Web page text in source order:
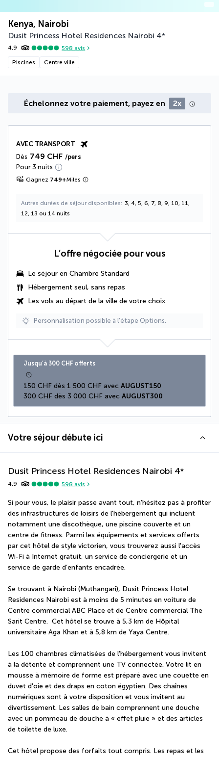
Kenya, Nairobi
Dusit Princess Hotel Residences Nairobi 4*
4,9 598 avis
Piscines Centre ville
Échelonnez votre paiement, payez en 2x
AVEC TRANSPORT
Dès 749 CHF /pers
Pour 3 nuits
Gagnez 749+Miles
Autres durées de séjour disponibles
3, 4, 5, 6, 7, 8, 9, 10, 11,
12, 13 ou 14 nuits
L’offre négociée pour vous
Le séjour en Chambre Standard
Hébergement seul, sans repas
Les vols au départ de la ville de votre choix
Personnalisation possible à l’étape Options.
Jusqu’à 300 CHF offerts
150 CHF dès 1 500 CHF avec AUGUST150
300 CHF dès 3 000 CHF avec AUGUST300
Votre séjour débute ici
Dusit Princess Hotel Residences Nairobi 4*
4,9 598 avis
Si pour vous, le plaisir passe avant tout, n'hésitez pas à profiter
des infrastructures de loisirs de l'hébergement qui incluent
notamment une discothèque, une piscine couverte et un
centre de fitness. Parmi les équipements et services offerts
par cet hôtel de style victorien, vous trouverez aussi l'accès
Wi-Fi à Internet gratuit, un service de conciergerie et un
service de garde d’enfants encadrée.
Se trouvant à Nairobi (Muthangari), Dusit Princess Hotel
Residences Nairobi est à moins de 5 minutes en voiture de
Centre commercial ABC Place et de Centre commercial The
Sarit Centre.  Cet hôtel se trouve à 5,3 km de Hôpital
universitaire Aga Khan et à 5,8 km de Yaya Centre.
Les 100 chambres climatisées de l'hébergement vous invitent
à la détente et comprennent une TV connectée. Votre lit en
mousse à mémoire de forme est préparé avec une couette en
duvet d'oie et des draps en coton égyptien. Des chaînes
numériques sont à votre disposition et vous invitent au
divertissement. Les salles de bain comprennent une douche
avec un pommeau de douche à « effet pluie » et des articles
de toilette de luxe.
Cet hôtel propose des forfaits tout compris. Les repas et les